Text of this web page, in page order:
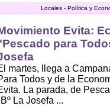
Locales - Política y
Evita:
para
martes, llega a
Todos y de la
La parada, de
La Josefa ...